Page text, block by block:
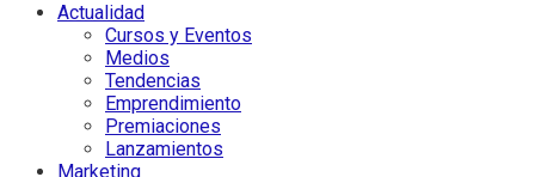
Actualidad
Cursos y Eventos
Medios
Tendencias
Emprendimiento
Premiaciones
Lanzamientos
Marketing